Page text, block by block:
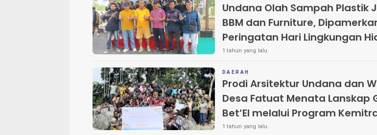
Undana Olah Sampah Plastik
BBM dan Furniture,
Peringatan Hari Lingkungan
1 tahun yang lalu
DAERAH
Prodi Arsitektur Undana dan
Desa Fatuat Menata Lanskap
Bet’El melalui Program
Masyarakat
1 tahun yang lalu